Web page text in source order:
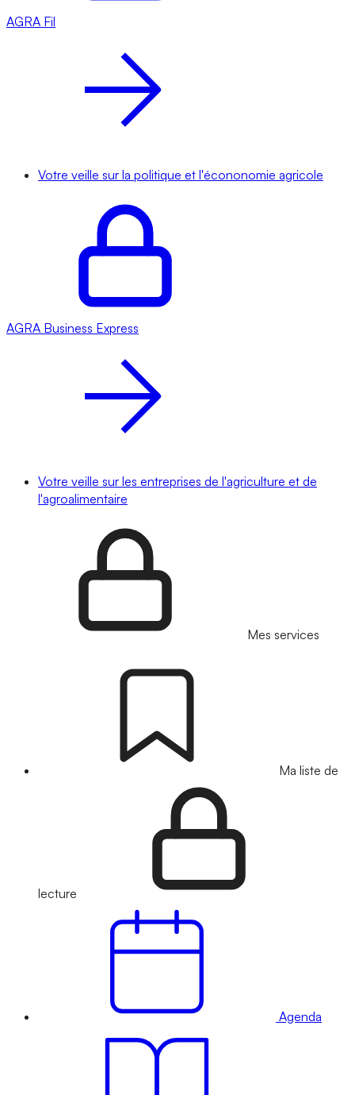
AGRA Fil
Votre veille sur la politique et l'écononomie agricole
AGRA Business Express
Votre veille sur les entreprises de l'agriculture et de
l'agroalimentaire
Mes services
Ma liste de
lecture
Agenda